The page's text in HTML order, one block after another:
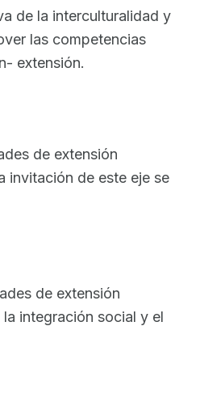
de la interculturalidad y
las competencias
extensión.
de extensión
invitación de este eje se
de extensión
integración social y el